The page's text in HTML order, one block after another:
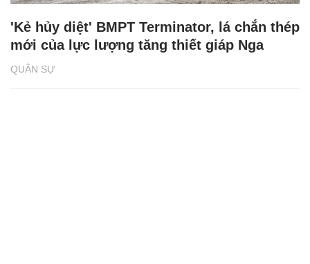
QUÂN SỰ
'Kẻ hủy diệt' BMPT Terminator, lá chắn thép
mới của lực lượng tăng thiết giáp Nga